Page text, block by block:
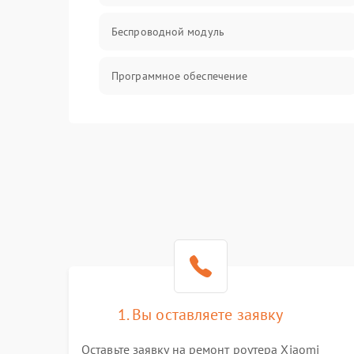
Беспроводной модуль
Программное обеспечение
1. Вы оставляете заявку
Оставьте заявку на ремонт роутера Xiaomi